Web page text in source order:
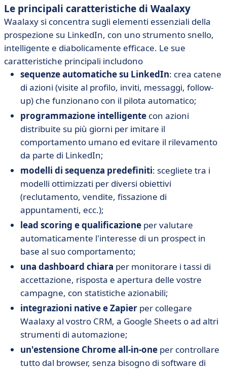
Le principali caratteristiche di Waalaxy
Waalaxy si concentra sugli elementi essenziali della
prospezione su LinkedIn, con uno strumento snello,
intelligente e diabolicamente efficace. Le sue
caratteristiche principali includono
sequenze automatiche su LinkedIn: crea catene
di azioni (visite al profilo, inviti, messaggi, follow-
up) che funzionano con il pilota automatico;
programmazione intelligente con azioni
distribuite su più giorni per imitare il
comportamento umano ed evitare il rilevamento
da parte di LinkedIn;
modelli di sequenza predefiniti: scegliete tra i
modelli ottimizzati per diversi obiettivi
(reclutamento, vendite, fissazione di
appuntamenti, ecc.);
lead scoring e qualificazione per valutare
automaticamente l'interesse di un prospect in
base al suo comportamento;
una dashboard chiara per monitorare i tassi di
accettazione, risposta e apertura delle vostre
campagne, con statistiche azionabili;
integrazioni native e Zapier per collegare
Waalaxy al vostro CRM, a Google Sheets o ad altri
strumenti di automazione;
un'estensione Chrome all-in-one per controllare
tutto dal browser, senza bisogno di software di